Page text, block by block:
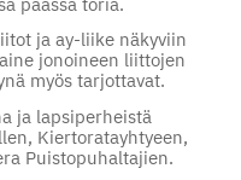
ja ay-liike näkyviin
jonoineen liittojen
myös tarjottavat.
ja lapsiperheistä
Kiertoratayhtyeen,
Puistopuhaltajien.